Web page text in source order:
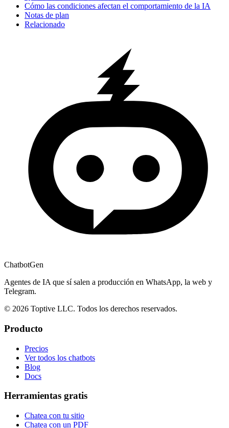
Cómo las condiciones afectan el comportamiento de la IA
Notas de plan
Relacionado
ChatbotGen
Agentes de IA que sí salen a producción en WhatsApp, la web y
Telegram.
© 2026 Toptive LLC. Todos los derechos reservados.
Producto
Precios
Ver todos los chatbots
Blog
Docs
Herramientas gratis
Chatea con tu sitio
Chatea con un PDF